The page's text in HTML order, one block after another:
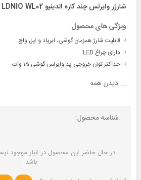
شارژر وایرلس چند کاره الدینیو LDNIO WL02 توان 15 وات
ویژگی های محصول
قابلیت شارژ همزمان گوشی، ایرپاد و اپل واچ
دارای چراغ LED
حداکثر توان خروجی پد وایرلس گوشی 15 وات
... دیدن همه
شناسه محصول:
در حال حاضر این محصول در انبار موجود
باشد.